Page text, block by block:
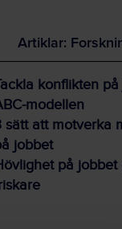
Artiklar:
konflikten
modellen
sätt att motverka
jobbet
på jobbet